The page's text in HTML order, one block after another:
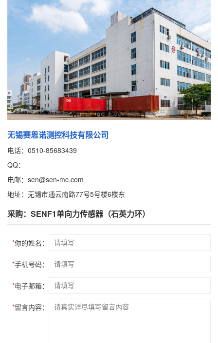
无锡赛恩诺测控科技有限公司
电话：0510-85683439
QQ：
电邮：sen@sen-mc.com
地址：无锡市通云南路77号5号楼6楼东
采购：SENF1单向力传感器（石英力环）
*你的姓名：
*手机号码：
*电子邮箱：
*留言内容：